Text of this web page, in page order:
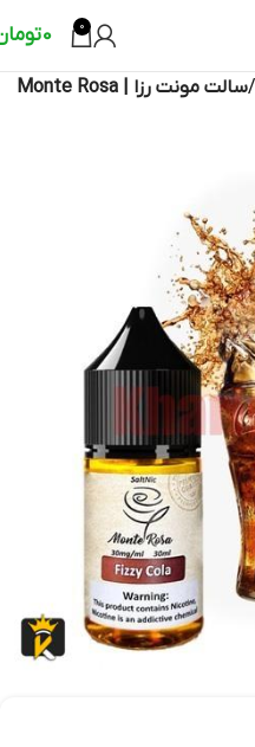
0
0
سالت مونت رزا | Monte Rosa